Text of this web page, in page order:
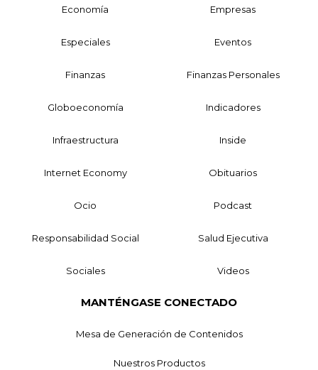
Economía Empresas
Especiales Eventos
Finanzas Finanzas Personales
Globoeconomía Indicadores
Infraestructura Inside
Internet Economy Obituarios
Ocio Podcast
Responsabilidad Social Salud Ejecutiva
Sociales Videos
MANTÉNGASE CONECTADO
Mesa de Generación de Contenidos
Nuestros Productos